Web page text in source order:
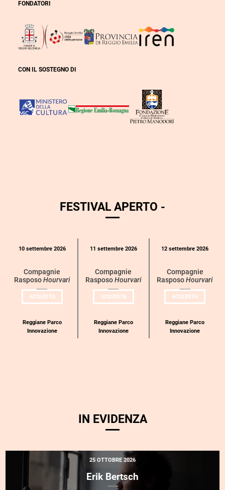
FONDATORI
CON IL SOSTEGNO DI
FESTIVAL APERTO -
Calendario
categoria
10 settembre 2026
Compagnie
RasposoHourvari
ACQUISTAUN
BIGLIETTO
Reggiane Parco
Innovazione
11 settembre 2026
Compagnie
RasposoHourvari
ACQUISTAUN
BIGLIETTO
Reggiane Parco
Innovazione
12 settembre 2026
Compagnie
RasposoHourvari
ACQUISTAUN
BIGLIETTO
Reggiane Parco
Innovazione
IN EVIDENZA
25 OTTOBRE 2026
Erik Bertsch